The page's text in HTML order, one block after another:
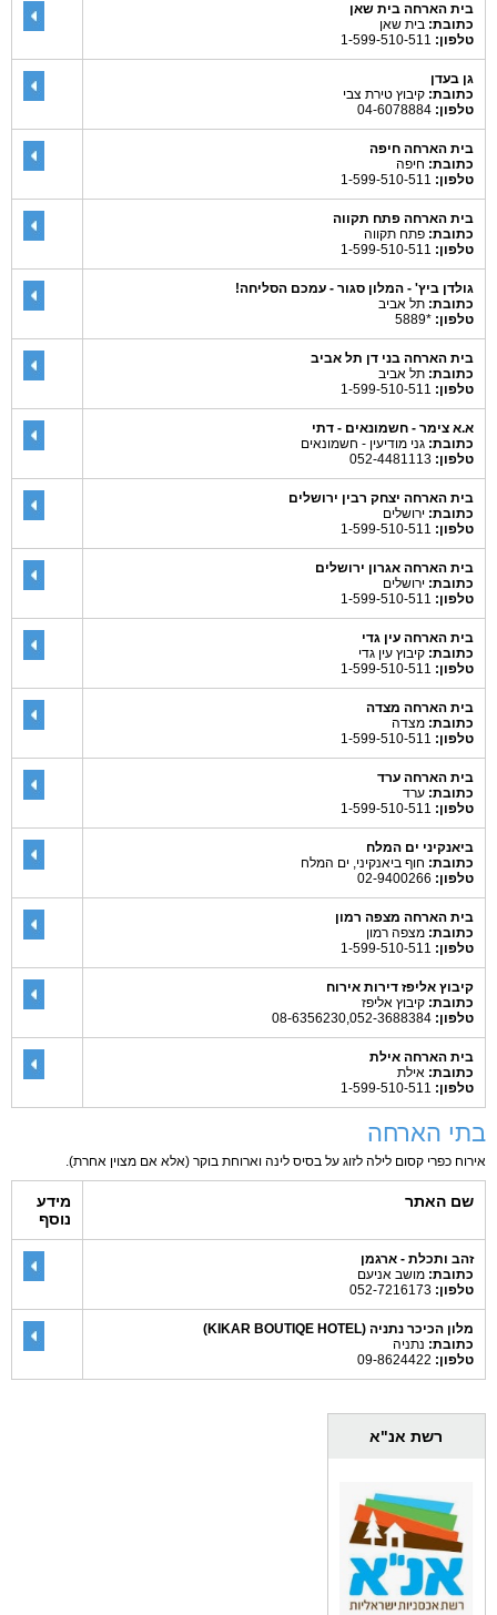
בית הארחה בית שאן
כתובת: בית שאן
טלפון:
גן בעדן
כתובת: קיבוץ טירת צבי
טלפון:
בית הארחה חיפה
כתובת: חיפה
טלפון:
בית הארחה פתח תקווה
כתובת: פתח תקווה
טלפון:
גולדן ביץ' - המלון סגור - עמכם הסליחה!
כתובת: תל אביב
טלפון: *5889
בית הארחה בני דן תל אביב
כתובת: תל אביב
טלפון:
א.א צימר - חשמונאים - דתי
כתובת: גני מודיעין - חשמונאים
טלפון:
בית הארחה יצחק רבין ירושלים
כתובת: ירושלים
טלפון:
בית הארחה אגרון ירושלים
כתובת: ירושלים
טלפון:
בית הארחה עין גדי
כתובת: קיבוץ עין גדי
טלפון:
בית הארחה מצדה
כתובת: מצדה
טלפון:
בית הארחה ערד
כתובת: ערד
טלפון:
ביאנקיני ים המלח
כתובת: חוף ביאנקיני, ים המלח
טלפון:
בית הארחה מצפה רמון
כתובת: מצפה רמון
טלפון:
קיבוץ אליפז דירות אירוח
כתובת: קיבוץ אליפז
טלפון:
בית הארחה אילת
כתובת: אילת
טלפון:
בתי הארחה
אירוח כפרי קסום לילה לזוג על בסיס לינה וארוחת בוקר (אלא אם מצוין אחרת).
שם האתר
מידע
נוסף
זהב ותכלת - ארגמן
כתובת: מושב אניעם
טלפון:
מלון הכיכר נתניה (KIKAR BOUTIQE HOTEL)
כתובת: נתניה
טלפון:
רשת אנ"א